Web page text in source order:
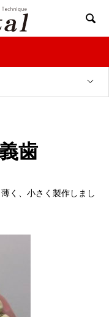

歯
く、小さく製作しまし